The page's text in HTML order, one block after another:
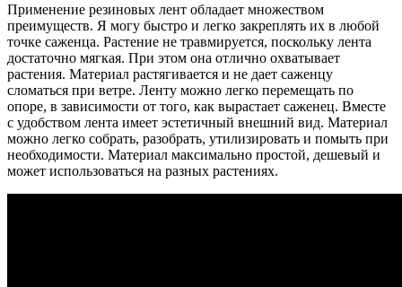
Применение резиновых лент обладает множеством
преимуществ. Я могу быстро и легко закреплять их в любой
точке саженца. Растение не травмируется, поскольку лента
достаточно мягкая. При этом она отлично охватывает
растения. Материал растягивается и не дает саженцу
сломаться при ветре. Ленту можно легко перемещать по
опоре, в зависимости от того, как вырастает саженец. Вместе
с удобством лента имеет эстетичный внешний вид. Материал
можно легко собрать, разобрать, утилизировать и помыть при
необходимости. Материал максимально простой, дешевый и
может использоваться на разных растениях.